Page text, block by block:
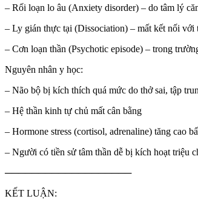
– Rối loạn lo âu (Anxiety disorder) – do tâm lý
– Ly gián thực tại (Dissociation) – mất kết nối
– Cơn loạn thần (Psychotic episode) – trong
Nguyên nhân y học:
– Não bộ bị kích thích quá mức do thở sai, tập
– Hệ thần kinh tự chủ mất cân bằng
– Hormone stress (cortisol, adrenaline) tăng cao
– Người có tiền sử tâm thần dễ bị kích hoạt triệu
───────────────────
KẾT LUẬN: